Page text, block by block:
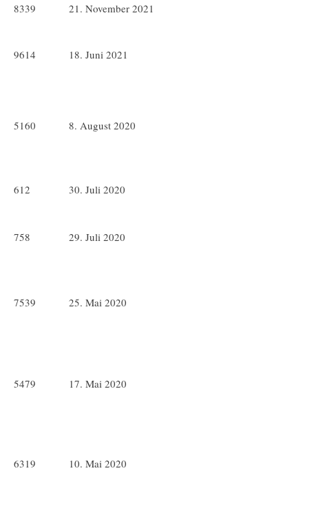
8339 21. November 2021
9614 18. Juni 2021
5160 8. August 2020
612 30. Juli 2020
758 29. Juli 2020
7539 25. Mai 2020
5479 17. Mai 2020
6319 10. Mai 2020